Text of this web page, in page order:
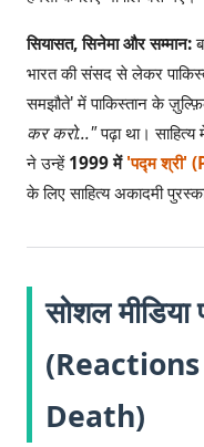
सियासत, सिनेमा और सम्मान:
भारत की संसद से लेकर
समझौते' में पाकिस्तान के
कर करो..."पढ़ा था।
ने उन्हें1999 में'पद्म श्री'
के लिए साहित्य अकादमी
सोशल
Death)